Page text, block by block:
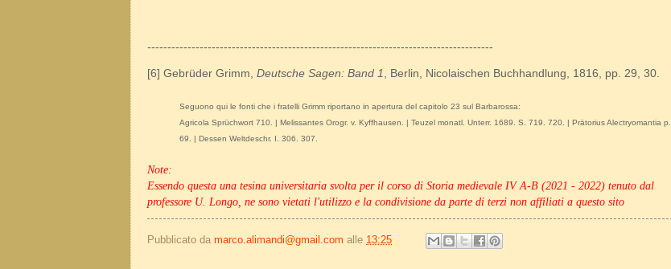
--------------------------------------------------------------------------------------
[6] Gebrüder Grimm, Deutsche Sagen: Band 1, Berlin, Nicolaischen Buchhandlung, 1816, pp. 29, 30.
Seguono qui le fonti che i fratelli Grimm riportano in apertura del capitolo 23 sul Barbarossa:
Agricola Sprüchwort 710. | Melissantes Orogr. v. Kyffhausen. | Teuzel monatl. Unterr. 1689. S. 719. 720. | Prätorius Alectryomantia p.
69. | Dessen Weltdeschr. I. 306. 307.
Note:
Essendo questa una tesina universitaria svolta per il corso di Storia medievale IV A-B (2021 - 2022) tenuto dal
professore U. Longo, ne sono vietati l'utilizzo e la condivisione da parte di terzi non affiliati a questo sito
Pubblicato da marco.alimandi@gmail.com alle 13:25